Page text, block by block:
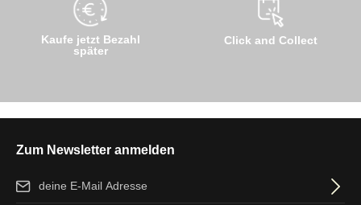
Kaufe jetzt Bezahl
später
Click and Collect
Zum Newsletter anmelden
E-Mail-Adresse*